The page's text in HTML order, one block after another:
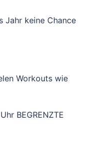
Jahr keine Chance
Workouts wie
BEGRENZTE